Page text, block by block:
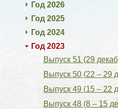
Год 2026
Год 2025
Год 2024
Год 2023
Выпуск 51 (29
Выпуск 50 (22 – 29
Выпуск 49 (15 – 22
Выпуск 48 (8 – 15